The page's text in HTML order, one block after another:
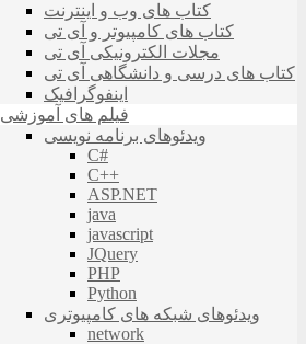
کتاب های وب و اینترنت
کتاب های کامپیوتر و آی تی
مجلات الکترونیکی آی تی
کتاب های درسی و دانشگاهی آی تی
اینفوگرافیک
فیلم های آموزشی
ویدئوهای برنامه نویسی
C#
C++
ASP.NET
java
javascript
JQuery
PHP
Python
ویدئوهای شبکه های کامپیوتری
network